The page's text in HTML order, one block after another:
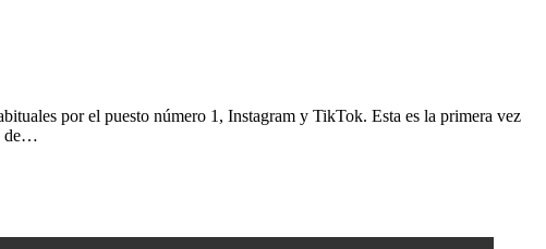
por el puesto número 1, Instagram y TikTok. Esta es la primera vez
de…